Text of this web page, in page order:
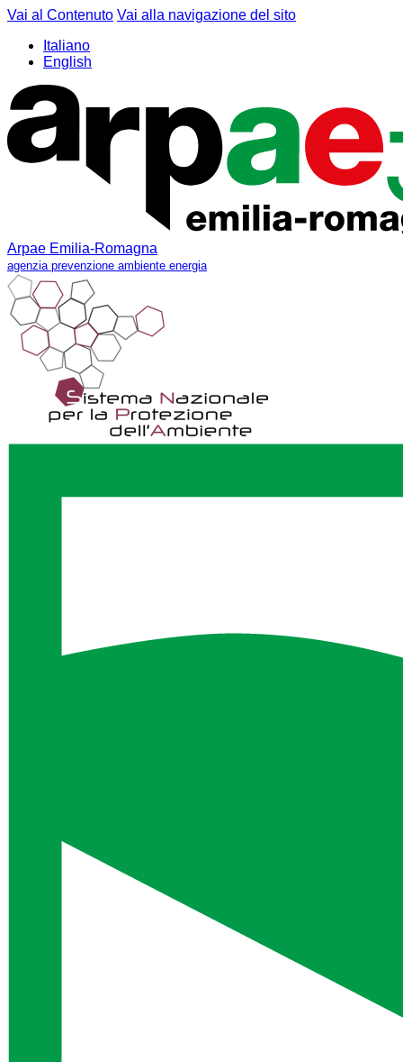
Vai al Contenuto Vai alla navigazione del sito
Italiano
English
Arpae Emilia-Romagna
agenzia prevenzione ambiente energia